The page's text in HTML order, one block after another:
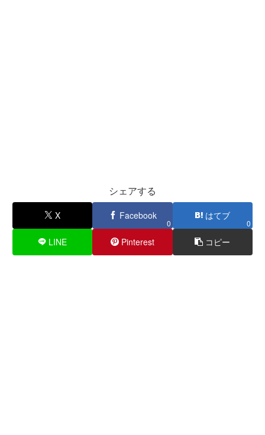
シェアする
X Facebook
0
はてブ
0
LINE Pinterest コピー